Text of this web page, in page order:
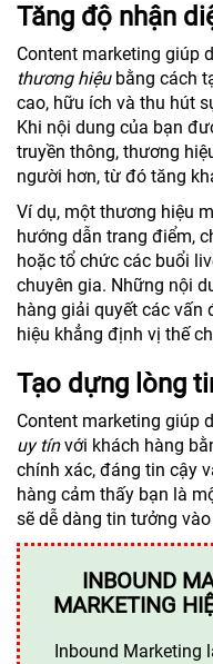
Tăng độ nhận
Content marketing giúp
thương hiệubằng cách
cao, hữu ích và thu hút
Khi nội dung của bạn
truyền thông, thương
người hơn, từ đó tăng
Ví dụ, một thương hiệu
hướng dẫn trang điểm,
hoặc tổ chức các buổi
chuyên gia. Những nội
hàng giải quyết các vấn
hiệu khẳng định vị thế
Tạo dựng lòng
Content marketing giúp
uy tínvới khách hàng
chính xác, đáng tin cậy
hàng cảm thấy bạn là
sẽ dễ dàng tin tưởng
INBOUND
MARKETING
Inbound Marketing